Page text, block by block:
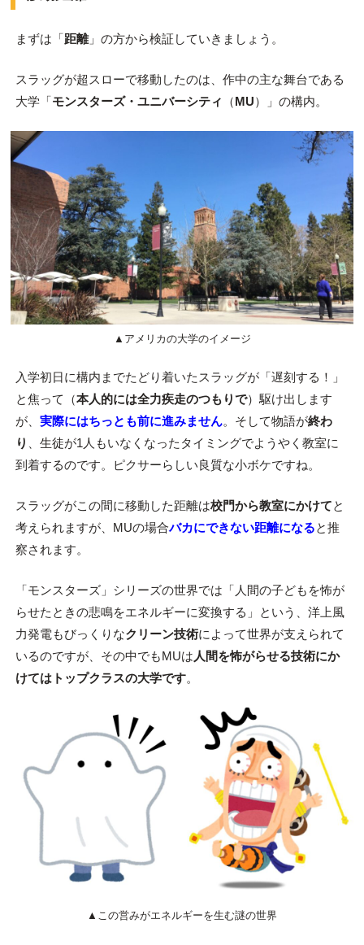
まずは「距離」の方から検証していきましょう。
スラッグが超スローで移動したのは、作中の主な舞台である
大学「モンスターズ・ユニバーシティ （MU）」の構内。
▲アメリカの大学のイメージ
入学初日に構内までたどり着いたスラッグが「遅刻する！」
と焦って（本人的には全力疾走のつもりで）駆け出します
が、 実際にはちっとも前に進みません。そして物語が終わ
り
、生徒が1人もいなくなったタイミングでようやく教室に
到着するのです。ピクサーらしい良質な小ボケですね。
スラッグがこの間に移動した距離は校門から教室にかけてと
考えられますが、MUの場合バカにできない距離になると推
察されます。
「モンスターズ」シリーズの世界では「人間の子どもを怖が
らせたときの悲鳴をエネルギーに変換する」という、洋上風
力発電もびっくりなクリーン技術によって世界が支えられて
いるのですが、その中でもMUは 人間を怖がらせる技術にか
けてはトップクラスの大学です。
▲この営みがエネルギーを生む謎の世界